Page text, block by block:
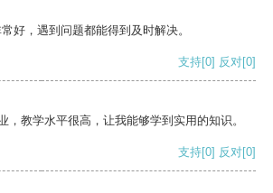
好，遇到问题都能得到及时解决。
支持[0] 反对[0]
，教学水平很高，让我能够学到实用的知识。
支持[0] 反对[0]